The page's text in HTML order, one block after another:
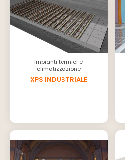
Impianti termici e
climatizzazione
XPS INDUSTRIALE